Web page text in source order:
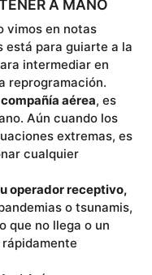
A MANO
vimos en notas
está para guiarte a la
intermediar en
reprogramación.
aérea, es
Aún cuando los
extremas, es
cualquier
operador receptivo,
o tsunamis,
que no llega o un